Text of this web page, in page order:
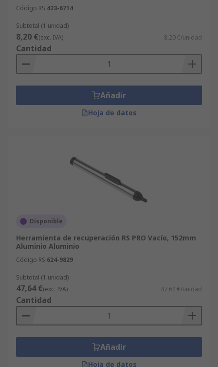
Código RS 423-6714
Subtotal (1 unidad)
8,20 €(exc. IVA) 8,20 €/unidad
Cantidad
Añadir
Hoja de datos
Disponible
Herramienta de recuperación RS PRO Vacío, 152mm
Aluminio Aluminio
Código RS 624-9829
Subtotal (1 unidad)
47,64 €(exc. IVA) 47,64 €/unidad
Cantidad
Añadir
Hoja de datos